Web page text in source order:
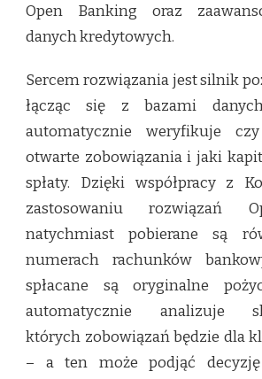
Open Banking oraz
danych kredytowych.
Sercem rozwiązania jest silnik
łącząc się z bazami
automatycznie weryfikuje
otwarte zobowiązania i jaki
spłaty. Dzięki współpracy z
zastosowaniu rozwiązań
natychmiast pobierane są
numerach rachunków
spłacane są oryginalne
automatycznie analizuje
których zobowiązań będzie dla
– a ten może podjąć